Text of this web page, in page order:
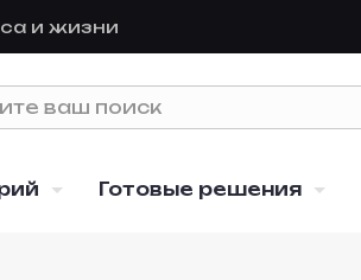
и жизни
Готовые решения